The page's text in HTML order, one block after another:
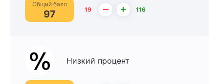
Общий балл
97 19 – + 116
Низкий процент